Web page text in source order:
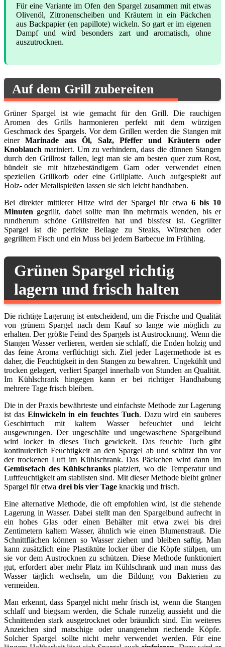
Für eine Variante im Ofen den Spargel zusammen mit etwas
Olivenöl, Zitronenscheiben und Kräutern in ein Päckchen
aus Backpapier (en papillote) wickeln. So gart er im eigenen
Dampf und wird besonders zart und aromatisch, ohne
auszutrocknen.
Auf dem Grill zubereiten
Grüner Spargel ist wie gemacht für den Grill. Die rauchigen
Aromen des Grills harmonieren perfekt mit dem würzigen
Geschmack des Spargels. Vor dem Grillen werden die Stangen mit
einerMarinade aus Öl, Salz, Pfeffer und Kräutern oder
Knoblauch mariniert. Um zu verhindern, dass die dünnen Stangen
durch den Grillrost fallen, legt man sie am besten quer zum Rost,
bündelt sie mit hitzebeständigem Garn oder verwendet einen
speziellen Grillkorb oder eine Grillplatte. Auch aufgespießt auf
Holz- oder Metallspießen lassen sie sich leicht handhaben.
Bei direkter mittlerer Hitze wird der Spargel für etwa 6 bis 10
Minuten gegrillt, dabei sollte man ihn mehrmals wenden, bis er
rundherum schöne Grillstreifen hat und bissfest ist. Gegrillter
Spargel ist die perfekte Beilage zu Steaks, Würstchen oder
gegrilltem Fisch und ein Muss bei jedem Barbecue im Frühling.
Grünen Spargel richtig
lagern und frisch halten
Die richtige Lagerung ist entscheidend, um die Frische und Qualität
von grünem Spargel nach dem Kauf so lange wie möglich zu
erhalten. Der größte Feind des Spargels ist Austrocknung. Wenn die
Stangen Wasser verlieren, werden sie schlaff, die Enden holzig und
das feine Aroma verflüchtigt sich. Ziel jeder Lagermethode ist es
daher, die Feuchtigkeit in den Stangen zu bewahren. Ungekühlt und
trocken gelagert, verliert Spargel innerhalb von Stunden an Qualität.
Im Kühlschrank hingegen kann er bei richtiger Handhabung
mehrere Tage frisch bleiben.
Die in der Praxis bewährteste und einfachste Methode zur Lagerung
ist das Einwickeln in ein feuchtes Tuch. Dazu wird ein sauberes
Geschirrtuch mit kaltem Wasser befeuchtet und leicht
ausgewrungen. Der ungeschälte und ungewaschene Spargelbund
wird locker in dieses Tuch gewickelt. Das feuchte Tuch gibt
kontinuierlich Feuchtigkeit an den Spargel ab und schützt ihn vor
der trockenen Luft im Kühlschrank. Das Päckchen wird dann im
Gemüsefach des Kühlschranks platziert, wo die Temperatur und
Luftfeuchtigkeit am stabilsten sind. Mit dieser Methode bleibt grüner
Spargel für etwa drei bis vier Tage knackig und frisch.
Eine alternative Methode, die oft empfohlen wird, ist die stehende
Lagerung in Wasser. Dabei stellt man den Spargelbund aufrecht in
ein hohes Glas oder einen Behälter mit etwa zwei bis drei
Zentimetern kaltem Wasser, ähnlich wie einen Blumenstrauß. Die
Schnittflächen können so Wasser ziehen und bleiben saftig. Man
kann zusätzlich eine Plastiktüte locker über die Köpfe stülpen, um
sie vor dem Austrocknen zu schützen. Diese Methode funktioniert
gut, erfordert aber mehr Platz im Kühlschrank und man muss das
Wasser täglich wechseln, um die Bildung von Bakterien zu
vermeiden.
Man erkennt, dass Spargel nicht mehr frisch ist, wenn die Stangen
schlaff und biegsam werden, die Schale runzelig aussieht und die
Schnittenden stark ausgetrocknet oder bräunlich sind. Ein weiteres
Anzeichen sind matschige oder unangenehm riechende Köpfe.
Solcher Spargel sollte nicht mehr verwendet werden. Für eine